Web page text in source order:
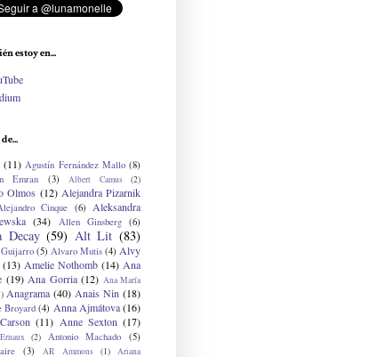
estoy en...
(11) Agustín Fernández Mallo (8)
Emran
(3) Albert Camus (2)
Olmos (12) Alejandra Pizarnik
Cinque (6)
Aleksandra
(34) Allen Ginsberg (6)
Decay (59) Alt Lit (83)
(5) Alvaro Mutis (4) Alvy
(13) Amelie Nothomb (14) Ana
(19) Ana Gorria (12) Ana María
Anagrama (40) Anais Nin (18)
Broyard (4) Anna Ajmátova (16)
(11) Anne Sexton (17)
(2) Antonio Machado
(5)
(3) AR Ammons (1)
Ariana